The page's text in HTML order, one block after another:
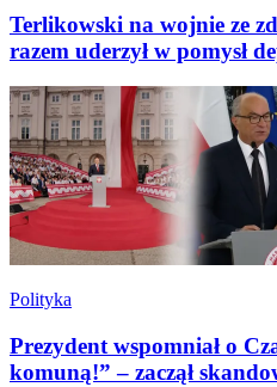
Terlikowski na wojnie ze
razem uderzył w pomysł
Polityka
Prezydent wspomniał o
komuną!” – zaczął